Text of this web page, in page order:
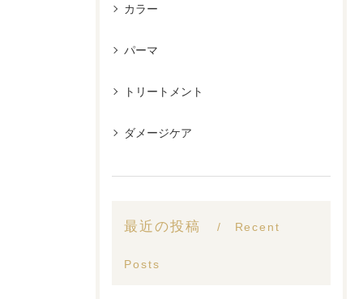
カラー
パーマ
トリートメント
ダメージケア
最近の投稿 Recent
Posts